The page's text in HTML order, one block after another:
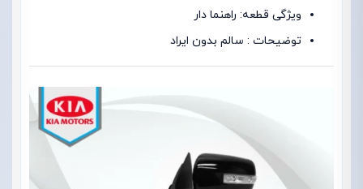
ویژگی قطعه: راهنما دار
توضیحات : سالم بدون ایراد